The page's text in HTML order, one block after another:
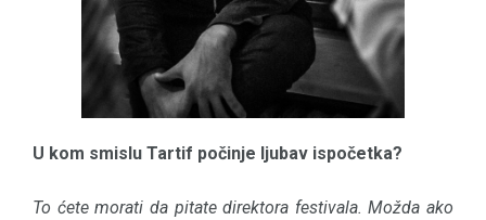
U kom smislu Tartif počinje ljubav ispočetka?
To ćete morati da pitate direktora festivala. Možda ako